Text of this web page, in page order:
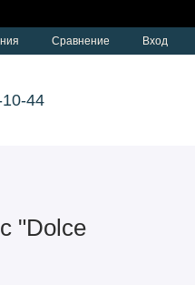
Сравнение Вход
44
"Dolce